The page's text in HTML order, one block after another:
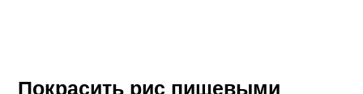
Покрасить рис пищевыми